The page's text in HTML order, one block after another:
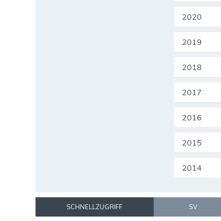
2020
2019
2018
2017
2016
2015
2014
SCHNELLZUGRIFF SV